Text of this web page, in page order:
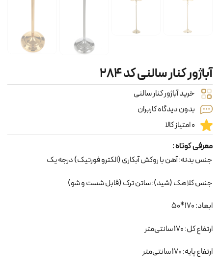
آباژور کنار سالنی کد ۲۸۴
خرید آباژور کنار سالنی
بدون دیدگاه کاربران
0 امتیاز کالا
معرفی کوتاه :
جنس بدنه: آهن با روکش آبکاری (الکترو فورتیک) درجه یک
جنس کلاهک (شید): ساتن ترک (قابل شست و شو)
ابعاد: 170*50
ارتفاع کل: 170 سانتی‌متر
ارتفاع پایه: 170 سانتی‌متر